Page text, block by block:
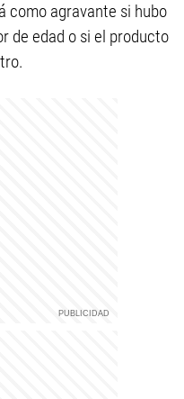
como agravante si hubo
de edad o si el producto